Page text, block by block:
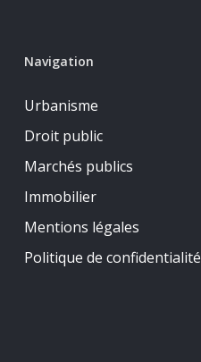
Navigation
Urbanisme
Droit public
Marchés publics
Immobilier
Mentions légales
Politique de confidentialité